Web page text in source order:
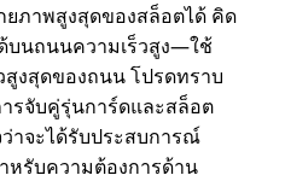
ยภาพสูงสุดของสล็อตได้ คิด
บนถนนความเร็วสูง—ใช้
สูงสุดของถนน โปรดทราบ
รจับคู่รุ่นการ์ดและสล็อต
ว่าจะได้รับประสบการณ์
หรับความต้องการด้าน